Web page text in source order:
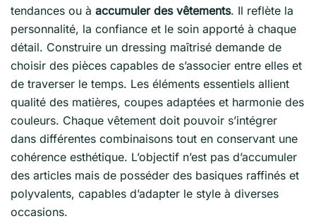
tendances ou à accumuler des vêtements. Il reflète la
personnalité, la confiance et le soin apporté à chaque
détail. Construire un dressing maîtrisé demande de
choisir des pièces capables de s’associer entre elles et
de traverser le temps. Les éléments essentiels allient
qualité des matières, coupes adaptées et harmonie des
couleurs. Chaque vêtement doit pouvoir s’intégrer
dans différentes combinaisons tout en conservant une
cohérence esthétique. L’objectif n’est pas d’accumuler
des articles mais de posséder des basiques raffinés et
polyvalents, capables d’adapter le style à diverses
occasions.